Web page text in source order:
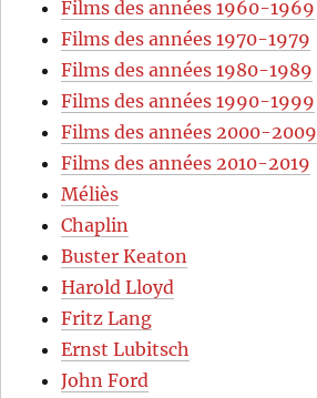
Films des années 1960-1969
Films des années 1970-1979
Films des années 1980-1989
Films des années 1990-1999
Films des années 2000-2009
Films des années 2010-2019
Méliès
Chaplin
Buster Keaton
Harold Lloyd
Fritz Lang
Ernst Lubitsch
John Ford